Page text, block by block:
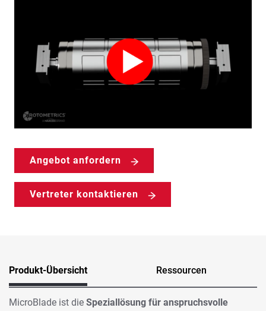
Angebot anfordern
Vertreter kontaktieren
Produkt-Übersicht Ressourcen
MicroBlade ist die Speziallösung für anspruchsvolle